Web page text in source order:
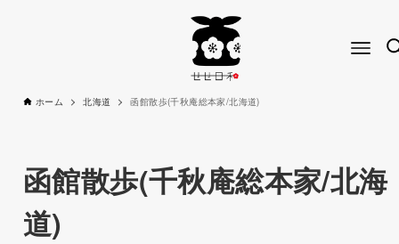
ホーム 北海道 函館散歩(千秋庵総本家/北海道)
函館散歩(千秋庵総本家/北海
道)